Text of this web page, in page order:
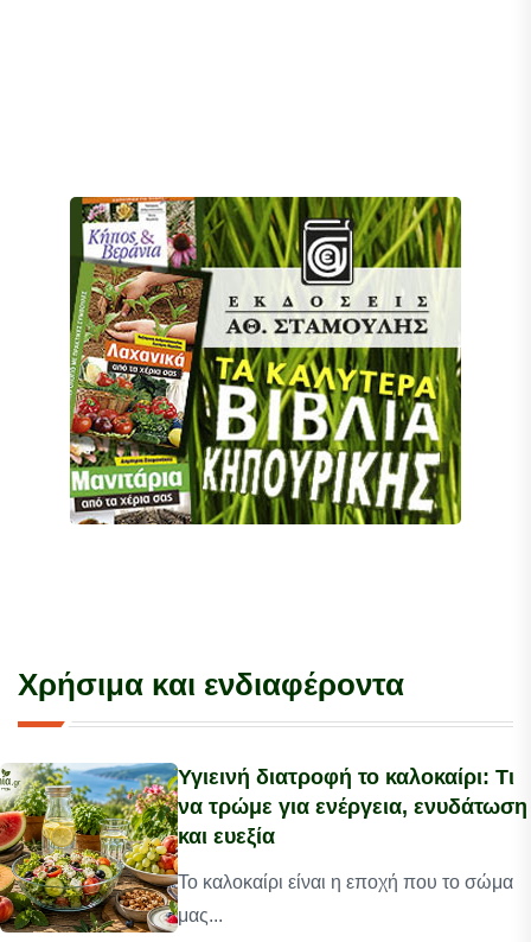
Χρήσιμα και ενδιαφέροντα
Υγιεινή διατροφή το καλοκαίρι: Τι
να τρώμε για ενέργεια, ενυδάτωση
και ευεξία
Το καλοκαίρι είναι η εποχή που το σώμα
μας...